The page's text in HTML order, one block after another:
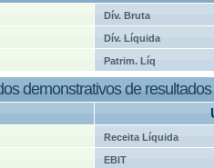
Dív. Bruta
Dív. Líquida
Patrim. Líq
demonstrativos de resultados
Receita Líquida
EBIT